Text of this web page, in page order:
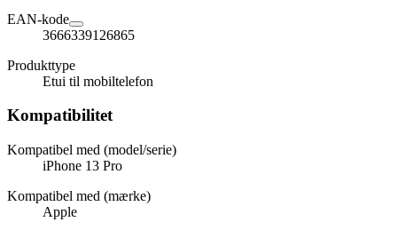
EAN-kode
3666339126865
Produkttype
Etui til mobiltelefon
Kompatibilitet
Kompatibel med (model/serie)
iPhone 13 Pro
Kompatibel med (mærke)
Apple